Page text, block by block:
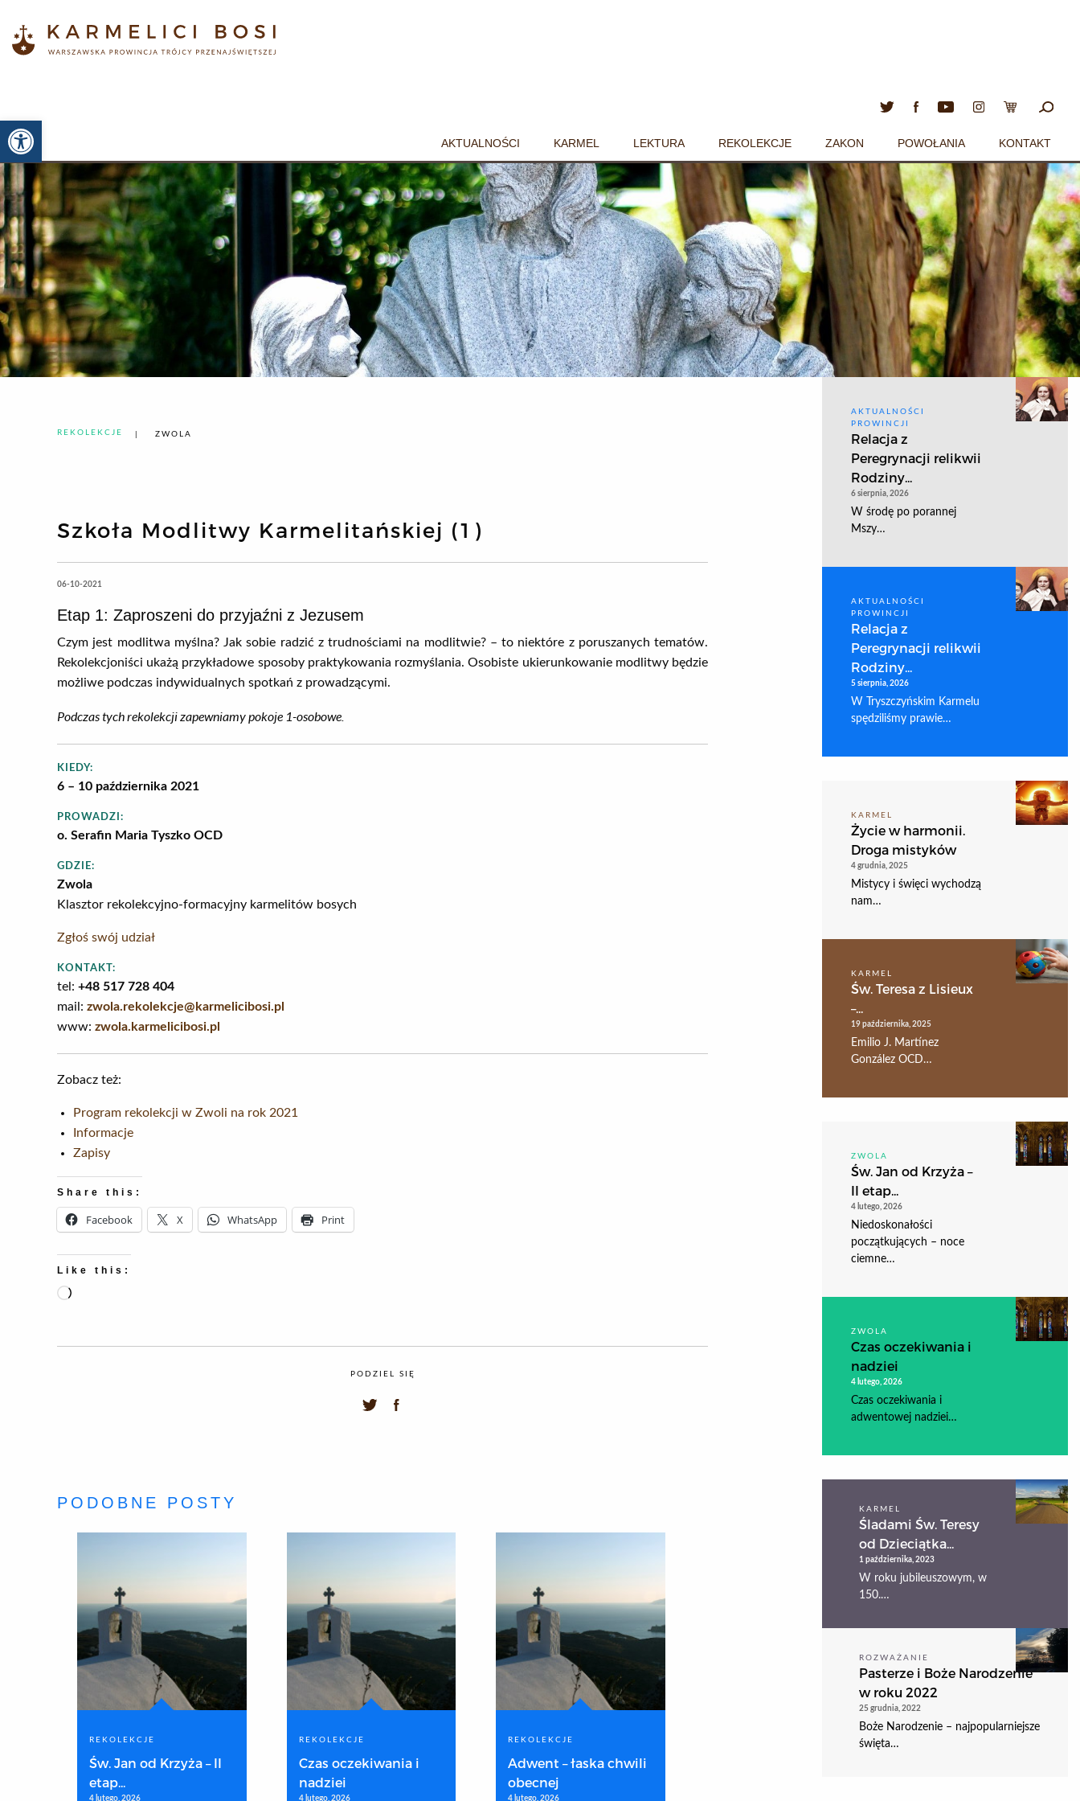
Otwórz pasek narzędzi
AKTUALNOŚCI KARMEL LEKTURA REKOLEKCJE ZAKON POWOŁANIA KONTAKT
REKOLEKCJE ZWOLA
Szkoła Modlitwy Karmelitańskiej (1)
06-10-2021
Etap 1: Zaproszeni do przyjaźni z Jezusem
Czym jest modlitwa myślna? Jak sobie radzić z trudnościami na modlitwie? – to niektóre z poruszanych tematów.
Rekolekcjoniści ukażą przykładowe sposoby praktykowania rozmyślania. Osobiste ukierunkowanie modlitwy będzie
możliwe podczas indywidualnych spotkań z prowadzącymi.
Podczas tych rekolekcji zapewniamy pokoje 1-osobowe.
KIEDY:
6 – 10 października 2021
PROWADZI:
o. Serafin Maria Tyszko OCD
GDZIE:
Zwola
Klasztor rekolekcyjno-formacyjny karmelitów bosych
Zgłoś swój udział
KONTAKT:
tel: +48 517 728 404
mail: zwola.rekolekcje@karmelicibosi.pl
www: zwola.karmelicibosi.pl
Zobacz też:
Program rekolekcji w Zwoli na rok 2021
Informacje
Zapisy
Share this:
Facebook X WhatsApp Print
Like this:
Loading…
PODZIEL SIĘ
PODOBNE POSTY
REKOLEKCJE
Św. Jan od Krzyża – II
etap...
4 lutego, 2026
REKOLEKCJE
Czas oczekiwania i
nadziei
4 lutego, 2026
REKOLEKCJE
Adwent – łaska chwili
obecnej
4 lutego, 2026
AKTUALNOŚCI
PROWINCJI
Relacja z
Peregrynacji relikwii
Rodziny...
6 sierpnia, 2026
W środę po porannej
Mszy…
AKTUALNOŚCI
PROWINCJI
Relacja z
Peregrynacji relikwii
Rodziny...
5 sierpnia, 2026
W Tryszczyńskim Karmelu
spędziliśmy prawie…
KARMEL
Życie w harmonii.
Droga mistyków
4 grudnia, 2025
Mistycy i święci wychodzą
nam…
KARMEL
Św. Teresa z Lisieux
–...
19 października, 2025
Emilio J. Martínez
González OCD…
ZWOLA
Św. Jan od Krzyża –
II etap...
4 lutego, 2026
Niedoskonałości
początkujących – noce
ciemne…
ZWOLA
Czas oczekiwania i
nadziei
4 lutego, 2026
Czas oczekiwania i
adwentowej nadziei…
KARMEL
Śladami Św. Teresy
od Dzieciątka...
1 października, 2023
W roku jubileuszowym, w
150.…
ROZWAŻANIE
Pasterze i Boże Narodzenie
w roku 2022
25 grudnia, 2022
Boże Narodzenie – najpopularniejsze
święta…